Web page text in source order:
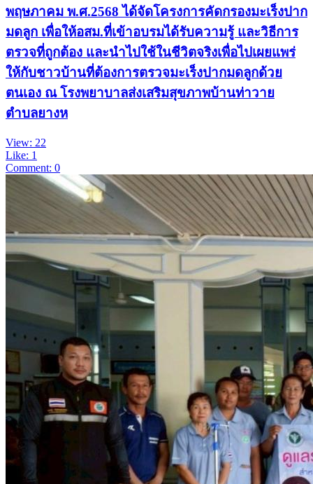
พฤษภาคม พ.ศ.2568 ได้จัดโครงการคัดกรองมะเร็งปาก
มดลูก เพื่อให้อสม.ที่เข้าอบรมได้รับความรู้ และวิธีการ
ตรวจที่ถูกต้อง และนำไปใช้ในชีวิตจริงเพื่อไปเผยแพร่
ให้กับชาวบ้านที่ต้องการตรวจมะเร็งปากมดลูกด้วย
ตนเอง ณ โรงพยาบาลส่งเสริมสุขภาพบ้านท่าวาย
ตำบลยางห
View: 22
Like: 1
Comment: 0